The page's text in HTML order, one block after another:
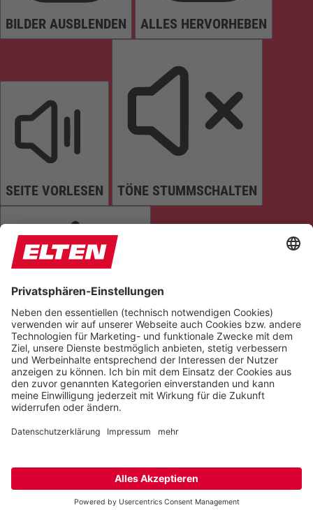
BILDER AUSBLENDEN ALLES HERVORHEBEN
SEITE VORLESEN TÖNE STUMMSCHALTEN
ANIMATIONEN STOPPEN
Einstellungen zurücksetzen